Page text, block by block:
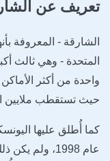
تعريف عن
الشارقة - المعروفة
المتحدة - وهي ثالث
واحدة من أكثر الأماكن
حيث تستقطب ملايين
كما أُطلق عليها
عام 1998، ولم